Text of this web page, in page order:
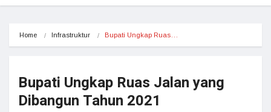
Home Infrastruktur Bupati Ungkap Ruas…
Bupati Ungkap Ruas Jalan yang
Dibangun Tahun 2021